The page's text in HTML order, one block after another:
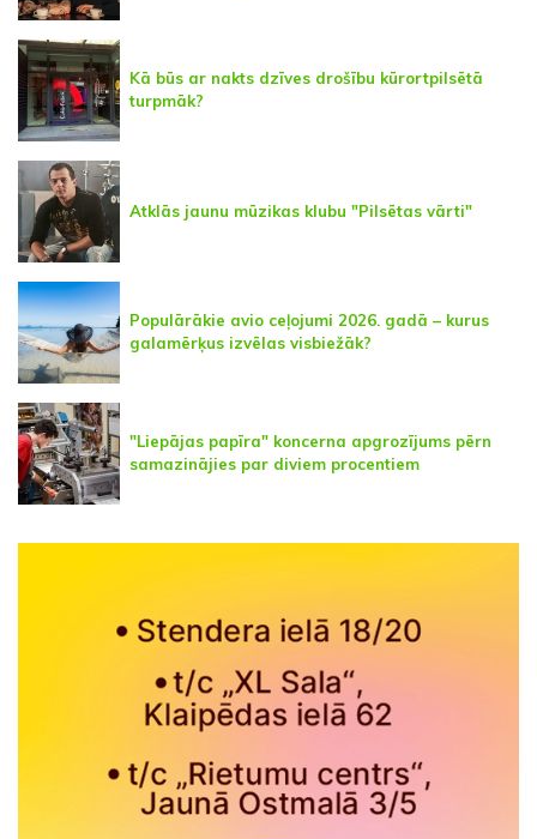
Kā būs ar nakts dzīves drošību kūrortpilsētā
turpmāk?
Atklās jaunu mūzikas klubu "Pilsētas vārti"
Populārākie avio ceļojumi 2026. gadā – kurus
galamērķus izvēlas visbiežāk?
"Liepājas papīra" koncerna apgrozījums pērn
samazinājies par diviem procentiem